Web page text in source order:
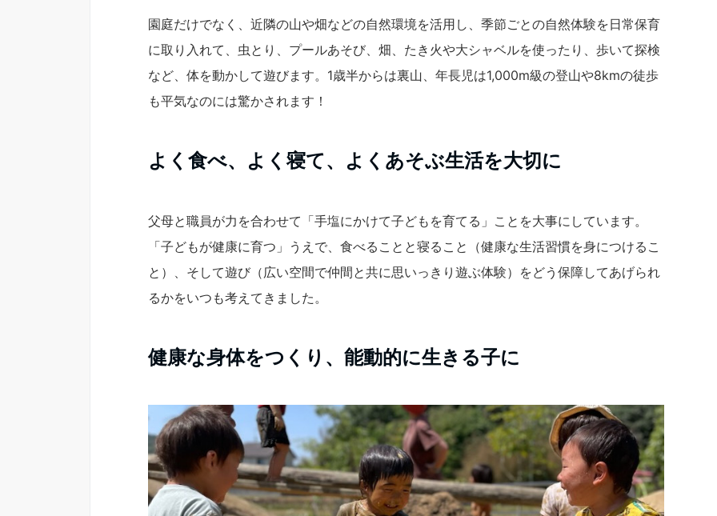
園庭だけでなく、近隣の山や畑などの自然環境を活用し、季節ごとの自然体験を日常保育
に取り入れて、虫とり、プールあそび、畑、たき火や大シャベルを使ったり、歩いて探検
など、体を動かして遊びます。1歳半からは裏山、年長児は1,000m級の登山や8kmの徒歩
も平気なのには驚かされます！
よく食べ、よく寝て、よくあそぶ生活を大切に
父母と職員が力を合わせて「手塩にかけて子どもを育てる」ことを大事にしています。
「子どもが健康に育つ」うえで、食べることと寝ること（健康な生活習慣を身につけるこ
と）、そして遊び（広い空間で仲間と共に思いっきり遊ぶ体験）をどう保障してあげられ
るかをいつも考えてきました。
健康な身体をつくり、能動的に生きる子に